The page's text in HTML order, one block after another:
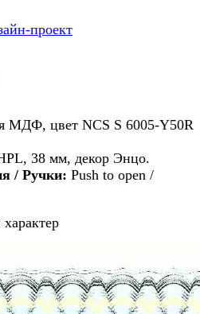
проект
МДФ, цвет NCS S 6005-Y50R
38 мм, декор Энцо.
/ Ручки: Push to open /